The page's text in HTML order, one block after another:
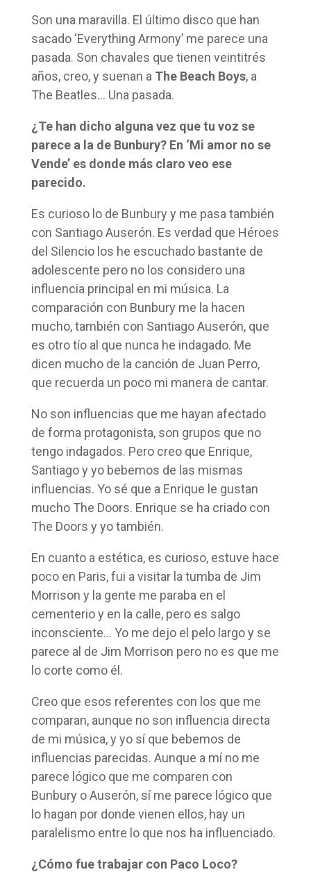
Son una maravilla. El último disco que han
sacado ‘Everything Armony’ me parece una
pasada. Son chavales que tienen veintitrés
años, creo, y suenan a The Beach Boys, a
The Beatles… Una pasada.
¿Te han dicho alguna vez que tu voz se
parece a la de Bunbury? En ‘Mi amor no se
Vende’ es donde más claro veo ese
parecido.
Es curioso lo de Bunbury y me pasa también
con Santiago Auserón. Es verdad que Héroes
del Silencio los he escuchado bastante de
adolescente pero no los considero una
influencia principal en mi música. La
comparación con Bunbury me la hacen
mucho, también con Santiago Auserón, que
es otro tío al que nunca he indagado. Me
dicen mucho de la canción de Juan Perro,
que recuerda un poco mi manera de cantar.
No son influencias que me hayan afectado
de forma protagonista, son grupos que no
tengo indagados. Pero creo que Enrique,
Santiago y yo bebemos de las mismas
influencias. Yo sé que a Enrique le gustan
mucho The Doors. Enrique se ha criado con
The Doors y yo también.
En cuanto a estética, es curioso, estuve hace
poco en Paris, fui a visitar la tumba de Jim
Morrison y la gente me paraba en el
cementerio y en la calle, pero es salgo
inconsciente… Yo me dejo el pelo largo y se
parece al de Jim Morrison pero no es que me
lo corte como él.
Creo que esos referentes con los que me
comparan, aunque no son influencia directa
de mi música, y yo sí que bebemos de
influencias parecidas. Aunque a mí no me
parece lógico que me comparen con
Bunbury o Auserón, sí me parece lógico que
lo hagan por donde vienen ellos, hay un
paralelismo entre lo que nos ha influenciado.
¿Cómo fue trabajar con Paco Loco?